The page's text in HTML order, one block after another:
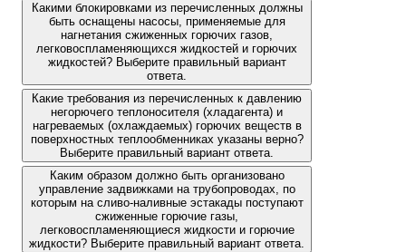
Какими блокировками из перечисленных должны
быть оснащены насосы, применяемые для
нагнетания сжиженных горючих газов,
легковоспламеняющихся жидкостей и горючих
жидкостей? Выберите правильный вариант
ответа.
Какие требования из перечисленных к давлению
негорючего теплоносителя (хладагента) и
нагреваемых (охлаждаемых) горючих веществ в
поверхностных теплообменниках указаны верно?
Выберите правильный вариант ответа.
Каким образом должно быть организовано
управление задвижками на трубопроводах, по
которым на сливо-наливные эстакады поступают
сжиженные горючие газы,
легковоспламеняющиеся жидкости и горючие
жидкости? Выберите правильный вариант ответа.